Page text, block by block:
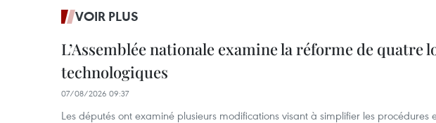
VOIR PLUS
L’Assemblée nationale examine la réforme de quatre
technologiques
07/08/2026 09:37
Les députés ont examiné plusieurs modifications visant à simplifier les procédures